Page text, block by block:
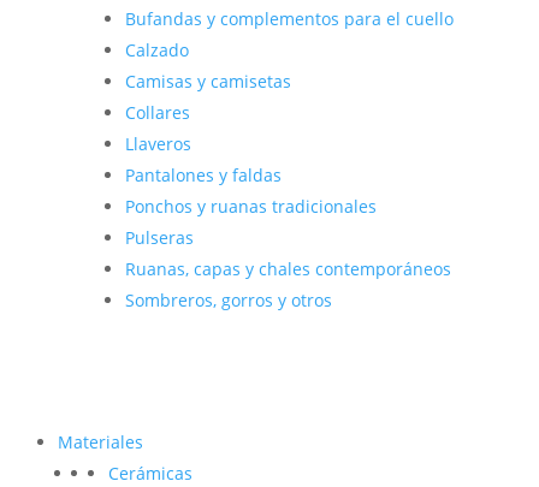
Bufandas y complementos para el cuello
Calzado
Camisas y camisetas
Collares
Llaveros
Pantalones y faldas
Ponchos y ruanas tradicionales
Pulseras
Ruanas, capas y chales contemporáneos
Sombreros, gorros y otros
Materiales
Cerámicas